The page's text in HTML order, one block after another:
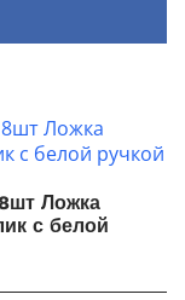
Ложка
с белой